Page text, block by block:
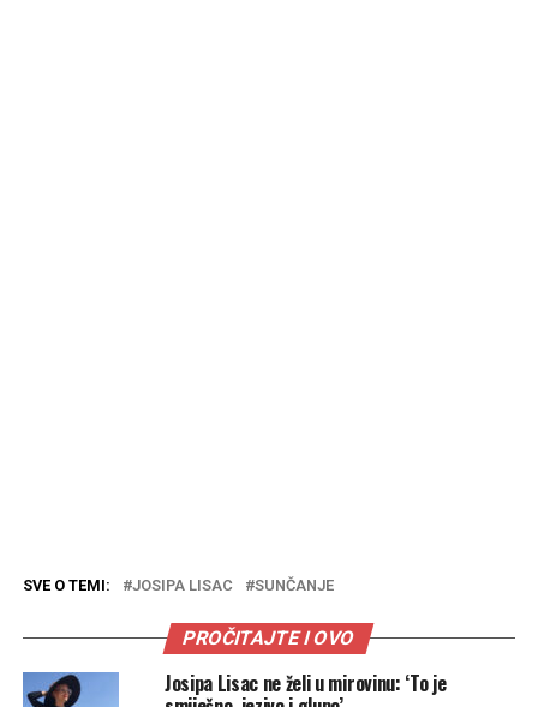
SVE O TEMI: JOSIPA LISAC SUNČANJE
PROČITAJTE I OVO
Josipa Lisac ne želi u mirovinu: ‘To je